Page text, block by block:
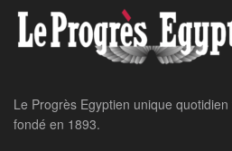
Le Progrès Egyptien unique
fondé en 1893.